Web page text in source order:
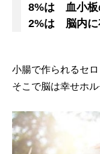
8%は 血小板
2%は 脳内に
小腸で作られるセ
そこで脳は幸せホ